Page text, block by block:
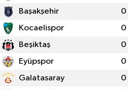
Başakşehir 0
Kocaelispor 0
Beşiktaş 0
Eyüpspor 0
Galatasaray 0